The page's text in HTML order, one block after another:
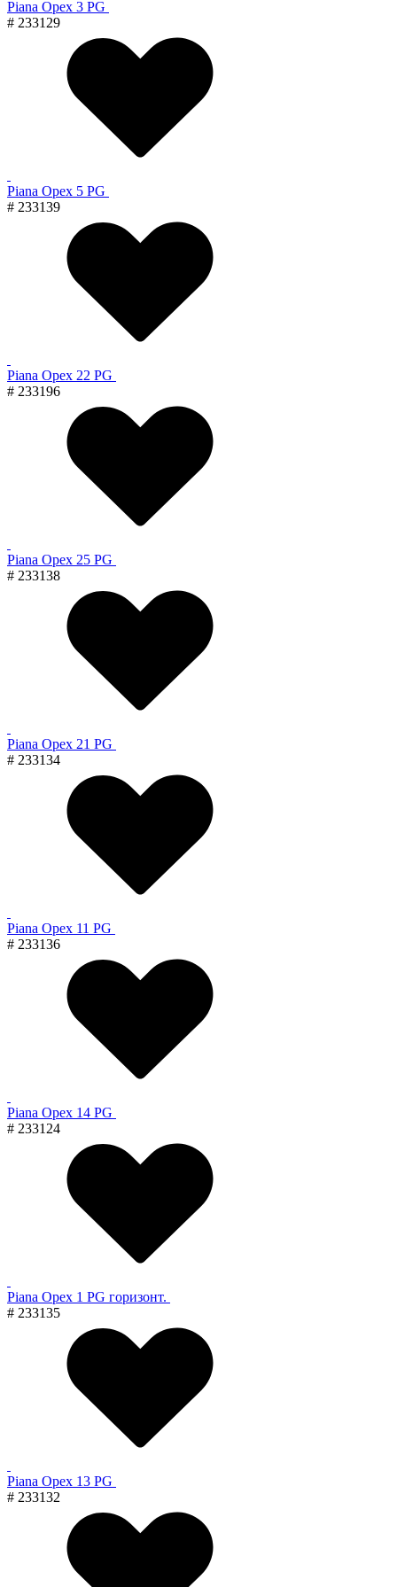
Piana Орех 3 PG
# 233129
Piana Орех 5 PG
# 233139
Piana Орех 22 PG
# 233196
Piana Орех 25 PG
# 233138
Piana Орех 21 PG
# 233134
Piana Орех 11 PG
# 233136
Piana Орех 14 PG
# 233124
Piana Орех 1 PG горизонт.
# 233135
Piana Орех 13 PG
# 233132